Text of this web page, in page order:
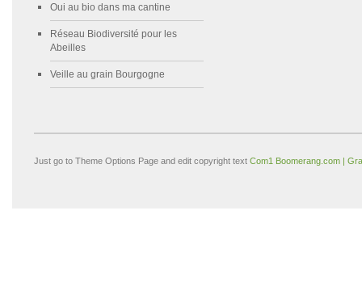
Oui au bio dans ma cantine
Réseau Biodiversité pour les
Abeilles
Veille au grain Bourgogne
Just go to Theme Options Page and edit copyright text Com1 Boomerang.com |